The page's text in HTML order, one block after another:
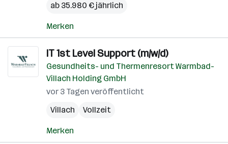
ab 35.980 € jährlich
Merken
IT 1st Level Support (m/w/d)
Gesundheits- und Thermenresort Warmbad-
Villach Holding GmbH
vor 3 Tagen veröffentlicht
Villach
Vollzeit
Merken